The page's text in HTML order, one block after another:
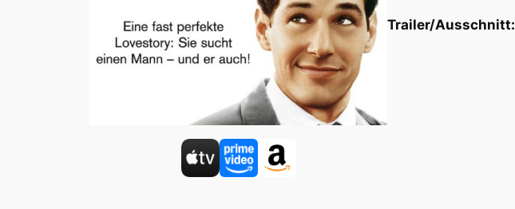
Trailer/Ausschnitt: